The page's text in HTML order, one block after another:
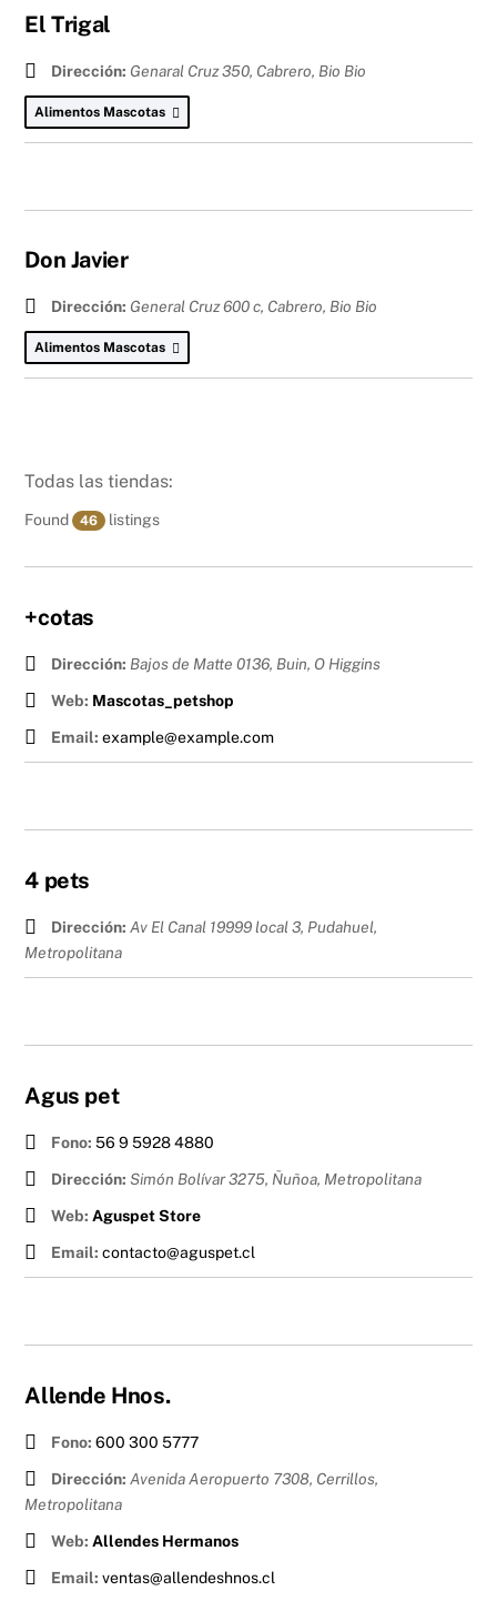
El Trigal
Dirección: Genaral Cruz 350, Cabrero, Bio Bio
Alimentos Mascotas
Don Javier
Dirección: General Cruz 600 c, Cabrero, Bio Bio
Alimentos Mascotas
Todas las tiendas:
Found 46 listings
+cotas
Dirección: Bajos de Matte 0136, Buin, O Higgins
Web: Mascotas_petshop
Email: example@example.com
4 pets
Dirección: Av El Canal 19999 local 3, Pudahuel,
Metropolitana
Agus pet
Fono: 56 9 5928 4880
Dirección: Simón Bolívar 3275, Ñuñoa, Metropolitana
Web: Aguspet Store
Email: contacto@aguspet.cl
Allende Hnos.
Fono: 600 300 5777
Dirección: Avenida Aeropuerto 7308, Cerrillos,
Metropolitana
Web: Allendes Hermanos
Email: ventas@allendeshnos.cl